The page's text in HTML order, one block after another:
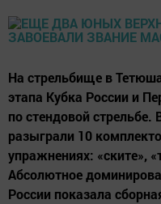
На стрельбище в
этапа Кубка России и
по стендовой стрельбе.
разыграли 10
упражнениях: «ските»,
Абсолютное
России показала